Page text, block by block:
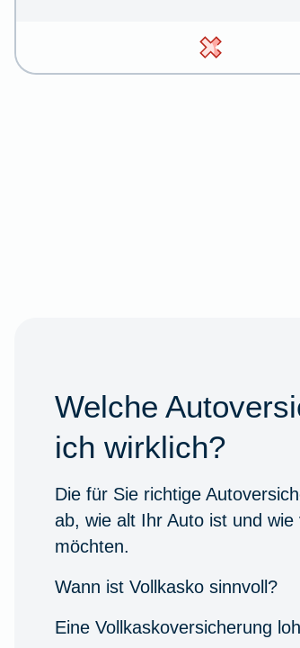
Welche
ich wirklich?
Die für Sie richtige
ab, wie alt Ihr Auto ist und
möchten.
Wann ist Vollkasko sinnvoll?
Eine Vollkaskoversicherung